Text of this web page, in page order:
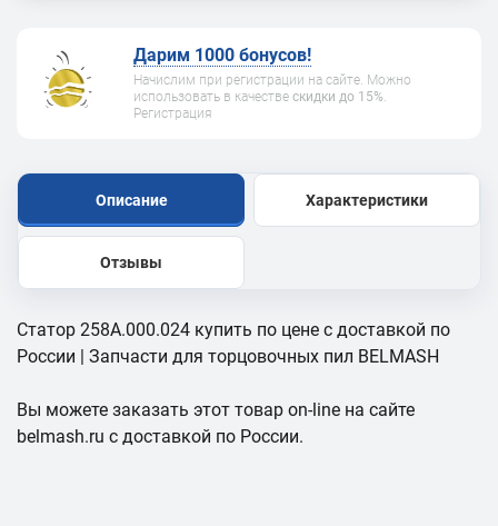
Дарим 1000 бонусов!
Начислим при регистрации на сайте. Можно
использовать в качестве скидки до 15%.
Регистрация
Описание Характеристики
Отзывы
Статор 258A.000.024 купить по цене с доставкой по
России | Запчасти для торцовочных пил BELMASH
Вы можете заказать этот товар on-line на сайте
belmash.ru с доставкой по России.